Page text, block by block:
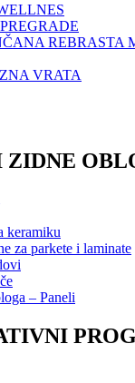
REBRASTA
VRATA
ZIDNE
keramiku
za parkete i laminate
– Paneli